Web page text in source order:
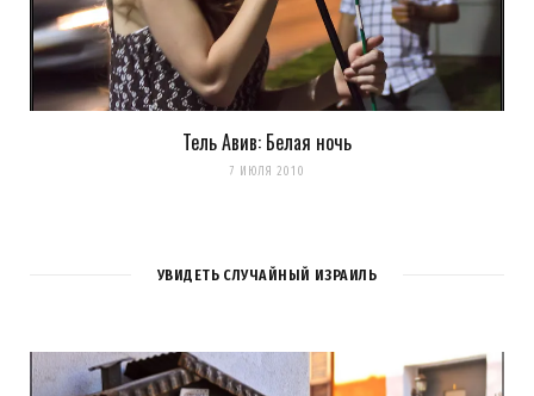
Тель Авив: Белая ночь
7 ИЮЛЯ 2010
УВИДЕТЬ СЛУЧАЙНЫЙ ИЗРАИЛЬ